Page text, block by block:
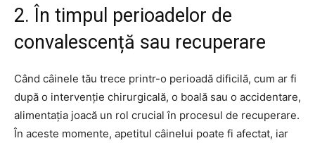
2. În timpul perioadelor de
convalescență sau recuperare
Când câinele tău trece printr-o perioadă dificilă, cum ar fi
după o intervenție chirurgicală, o boală sau o accidentare,
alimentația joacă un rol crucial în procesul de recuperare.
În aceste momente, apetitul câinelui poate fi afectat, iar